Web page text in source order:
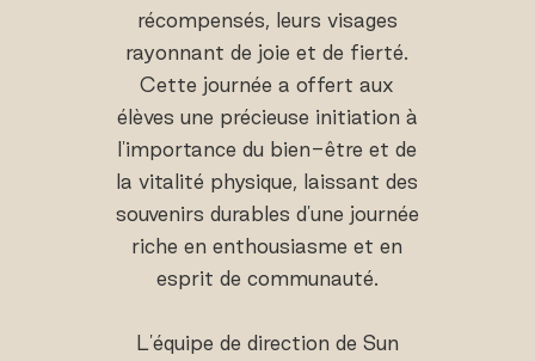
récompensés, leurs visages
rayonnant de joie et de fierté.
Cette journée a offert aux
élèves une précieuse initiation à
l'importance du bien-être et de
la vitalité physique, laissant des
souvenirs durables d'une journée
riche en enthousiasme et en
esprit de communauté.
L'équipe de direction de Sun